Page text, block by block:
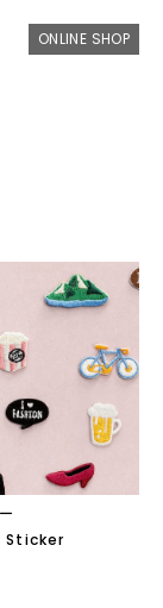
ONLINE SHOP
Sticker